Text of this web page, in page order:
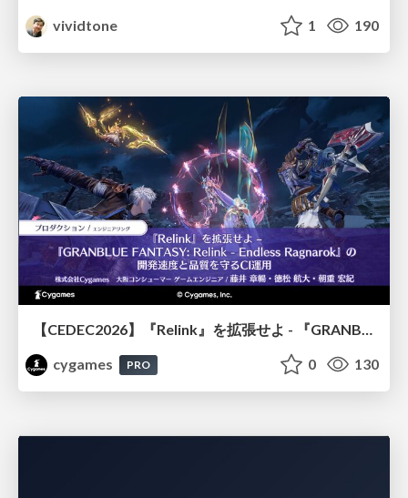
vividtone
1 190
【CEDEC2026】『Relink』を拡張せよ - 『GRANBLUE FANTASY: Relink - Endless Ragnarok』の開発速度と品質を守るCI運用
cygames
PRO 0 130